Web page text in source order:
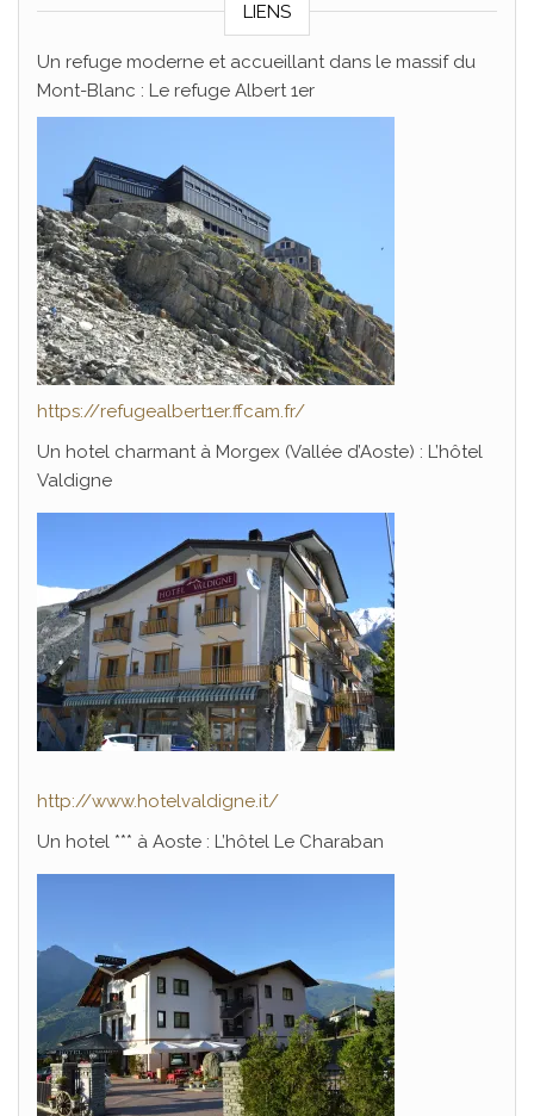
LIENS
Un refuge moderne et accueillant dans le massif du
Mont-Blanc : Le refuge Albert 1er
https://refugealbert1er.ffcam.fr/
Un hotel charmant à Morgex (Vallée d’Aoste) : L’hôtel
Valdigne
http://www.hotelvaldigne.it/
Un hotel *** à Aoste : L’hôtel Le Charaban